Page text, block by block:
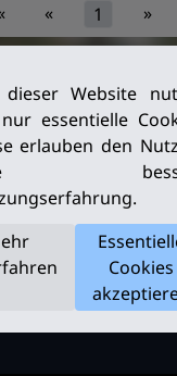
« 1 »
Kleinmachnow
Rechte vorbehalten.
Website
essentielle
erlauben den
Cookies